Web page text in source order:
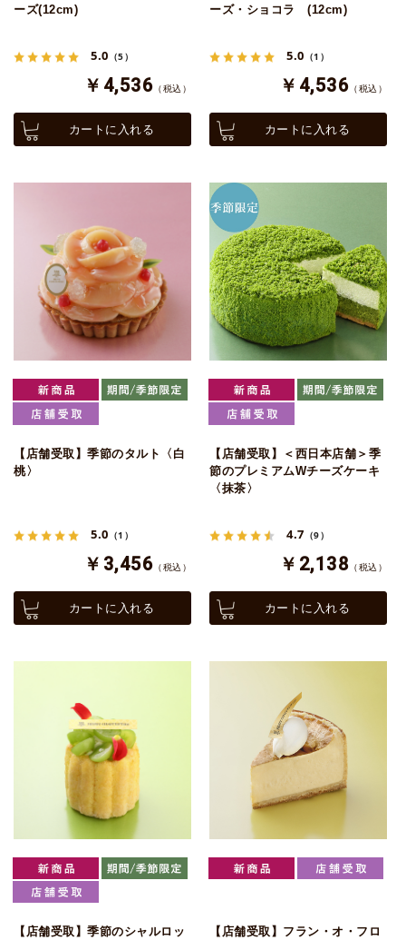
ーズ(12cm)
5.0 （5）
￥4,536 （税込）
カートに入れる
ーズ・ショコラ (12cm)
5.0 （1）
￥4,536 （税込）
カートに入れる
【店舗受取】季節のタルト〈白
桃〉
5.0 （1）
￥3,456 （税込）
カートに入れる
【店舗受取】＜西日本店舗＞季
節のプレミアムWチーズケーキ
〈抹茶〉
4.7 （9）
￥2,138 （税込）
カートに入れる
【店舗受取】季節のシャルロッ
【店舗受取】フラン・オ・フロ